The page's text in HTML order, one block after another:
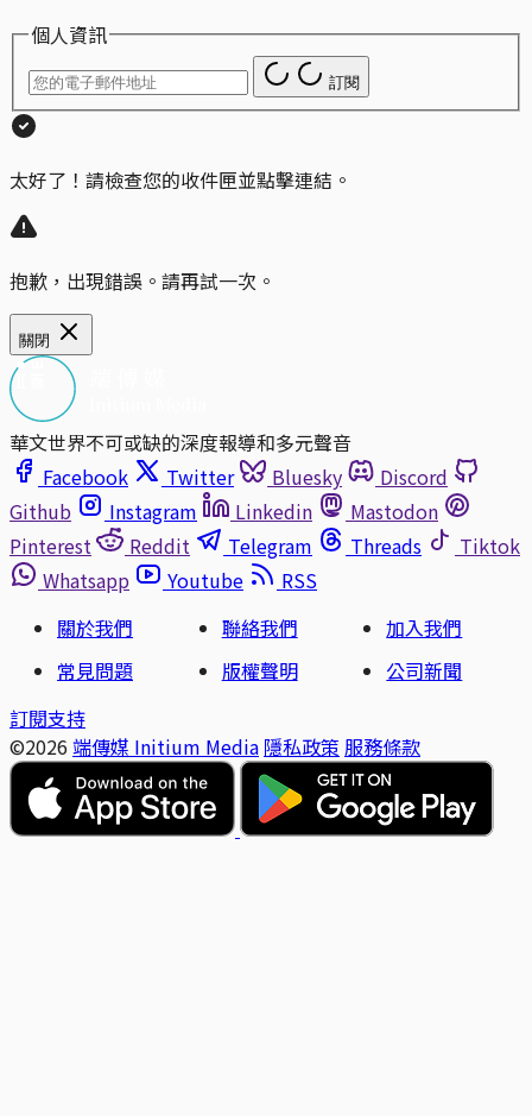
個人資訊
訂閱
太好了！請檢查您的收件匣並點擊連結。
抱歉，出現錯誤。請再試一次。
關閉
華文世界不可或缺的深度報導和多元聲音
Facebook
Twitter Bluesky
Discord
Github
Instagram Linkedin
Mastodon
Pinterest
Reddit Telegram Threads
Tiktok
Whatsapp
Youtube
RSS
關於我們
聯絡我們
加入我們
常見問題
版權聲明
公司新聞
訂閱支持
©2026 端傳媒 Initium Media 隱私政策 服務條款